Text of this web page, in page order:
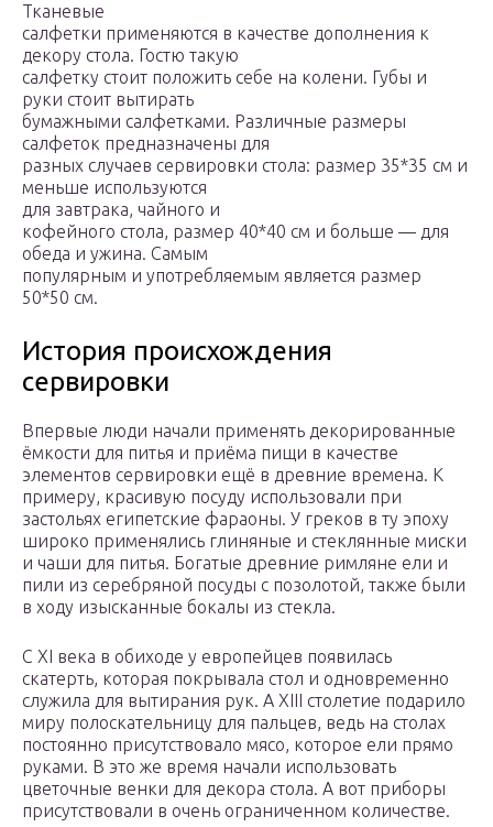
Тканевые
салфетки применяются в качестве дополнения к
декору стола. Гостю такую
салфетку стоит положить себе на колени. Губы и
руки стоит вытирать
бумажными салфетками. Различные размеры
салфеток предназначены для
разных случаев сервировки стола: размер 35*35 см и
меньше используются
для завтрака, чайного и
кофейного стола, размер 40*40 см и больше — для
обеда и ужина. Самым
популярным и употребляемым является размер
50*50 см.
История происхождения
сервировки
Впервые люди начали применять декорированные
ёмкости для питья и приёма пищи в качестве
элементов сервировки ещё в древние времена. К
примеру, красивую посуду использовали при
застольях египетские фараоны. У греков в ту эпоху
широко применялись глиняные и стеклянные миски
и чаши для питья. Богатые древние римляне ели и
пили из серебряной посуды с позолотой, также были
в ходу изысканные бокалы из стекла.
С XI века в обиходе у европейцев появилась
скатерть, которая покрывала стол и одновременно
служила для вытирания рук. А XIII столетие подарило
миру полоскательницу для пальцев, ведь на столах
постоянно присутствовало мясо, которое ели прямо
руками. В это же время начали использовать
цветочные венки для декора стола. А вот приборы
присутствовали в очень ограниченном количестве.